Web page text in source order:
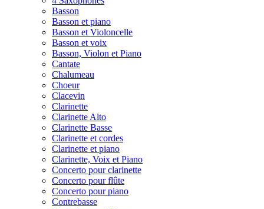
Basson
Basson et piano
Basson et Violoncelle
Basson et voix
Basson, Violon et Piano
Cantate
Chalumeau
Choeur
Clacevin
Clarinette
Clarinette Alto
Clarinette Basse
Clarinette et cordes
Clarinette et piano
Clarinette, Voix et Piano
Concerto pour clarinette
Concerto pour flûte
Concerto pour piano
Contrebasse